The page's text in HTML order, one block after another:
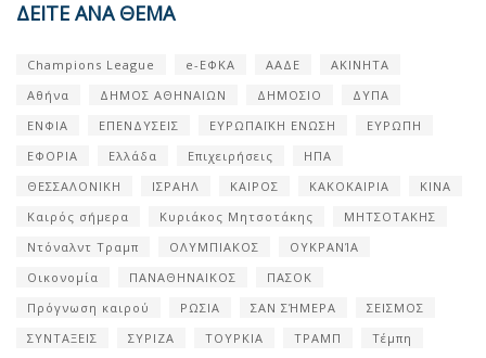
ΔΕΙΤΕ ΑΝΑ ΘΕΜΑ
Champions League e-ΕΦΚΑ ΑΑΔΕ
ΑΚΙΝΗΤΑ
Αθήνα
ΔΗΜΟΣ ΑΘΗΝΑΙΩΝ ΔΗΜΟΣΙΟ
ΔΥΠΑ
ΕΝΦΙΑ
ΕΠΕΝΔΥΣΕΙΣ ΕΥΡΩΠΑΪΚΗ ΕΝΩΣΗ
ΕΥΡΩΠΗ
ΕΦΟΡΙΑ
Ελλάδα Επιχειρήσεις
ΗΠΑ
ΘΕΣΣΑΛΟΝΙΚΗ
ΙΣΡΑΗΛ ΚΑΙΡΟΣ ΚΑΚΟΚΑΙΡΙΑ
ΚΙΝΑ
Καιρός σήμερα
Κυριάκος Μητσοτάκης
ΜΗΤΣΟΤΑΚΗΣ
Ντόναλντ Τραμπ
ΟΛΥΜΠΙΑΚΟΣ
ΟΥΚΡΑΝΊΑ
Οικονομία
ΠΑΝΑΘΗΝΑΙΚΟΣ
ΠΑΣΟΚ
Πρόγνωση καιρού
ΡΩΣΙΑ ΣΑΝ ΣΉΜΕΡΑ
ΣΕΙΣΜΟΣ
ΣΥΝΤΑΞΕΙΣ
ΣΥΡΙΖΑ ΤΟΥΡΚΙΑ ΤΡΑΜΠ
Τέμπη